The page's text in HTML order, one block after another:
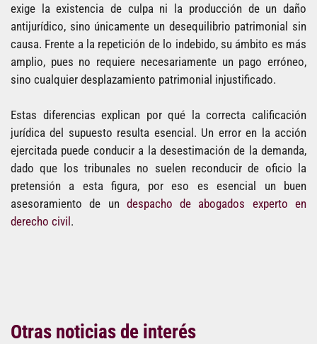
exige la existencia de culpa ni la producción de un daño
antijurídico, sino únicamente un desequilibrio patrimonial sin
causa. Frente a la repetición de lo indebido, su ámbito es más
amplio, pues no requiere necesariamente un pago erróneo,
sino cualquier desplazamiento patrimonial injustificado.
Estas diferencias explican por qué la correcta calificación
jurídica del supuesto resulta esencial. Un error en la acción
ejercitada puede conducir a la desestimación de la demanda,
dado que los tribunales no suelen reconducir de oficio la
pretensión a esta figura, por eso es esencial un buen
asesoramiento de un despacho de abogados experto en
derecho civil .
Otras noticias de interés